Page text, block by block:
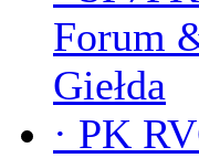
Forum
Giełda
· PK